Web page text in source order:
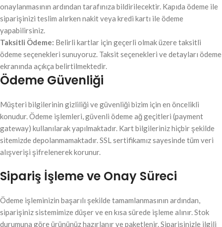
onaylanmasının ardından tarafınıza bildirilecektir. Kapıda ödeme ile
siparişinizi teslim alırken nakit veya kredi kartı ile ödeme
yapabilirsiniz.
Taksitli Ödeme: Belirli kartlar için geçerli olmak üzere taksitli
ödeme seçenekleri sunuyoruz. Taksit seçenekleri ve detayları ödeme
ekranında açıkça belirtilmektedir.
Ödeme Güvenliği
Müşteri bilgilerinin gizliliği ve güvenliği bizim için en öncelikli
konudur. Ödeme işlemleri, güvenli ödeme ağ geçitleri (payment
gateway) kullanılarak yapılmaktadır. Kart bilgileriniz hiçbir şekilde
sitemizde depolanmamaktadır. SSL sertifikamız sayesinde tüm veri
alışverişi şifrelenerek korunur.
Sipariş İşleme ve Onay Süreci
Ödeme işleminizin başarılı şekilde tamamlanmasının ardından,
siparişiniz sistemimize düşer ve en kısa sürede işleme alınır. Stok
durumuna göre ürününüz hazırlanır ve paketlenir. Siparişinizle ilgili